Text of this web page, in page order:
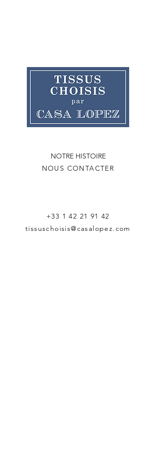
NOTRE HISTOIRE
NOUS CONTACTER
+33 1 42 21 91 42
tissuschoisis@casalopez.com